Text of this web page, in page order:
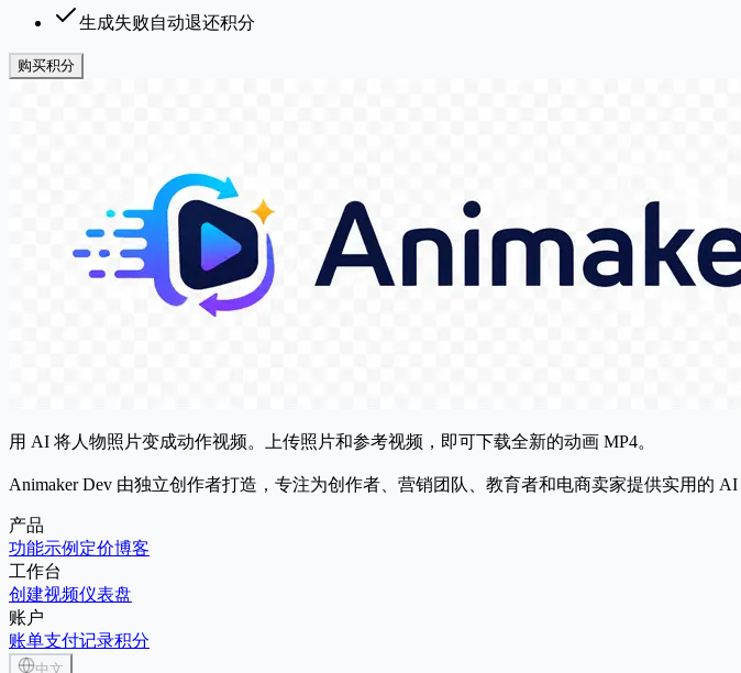
生成失败自动退还积分
购买积分
用 AI 将人物照片变成动作视频。上传照片和参考视频，即可下载全新的动画 MP4。
Animaker Dev 由独立创作者打造，专注为创作者、营销团队、教育者和电商卖家提供实用的 AI
产品
功能示例 定价博客
工作台
创建视频仪表盘
账户
账单支付记录积分
中文